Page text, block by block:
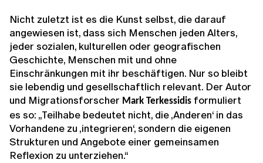
Nicht zuletzt ist es die Kunst selbst, die darauf
angewiesen ist, dass sich Menschen jeden Alters,
jeder sozialen, kulturellen oder geografischen
Geschichte, Menschen mit und ohne
Einschränkungen mit ihr beschäftigen. Nur so bleibt
sie lebendig und gesellschaftlich relevant. Der Autor
und Migrationsforscher Mark Terkessidis formuliert
es so: „Teilhabe bedeutet nicht, die ‚Anderen‘ in das
Vorhandene zu ‚integrieren‘, sondern die eigenen
Strukturen und Angebote einer gemeinsamen
Reflexion zu unterziehen.“